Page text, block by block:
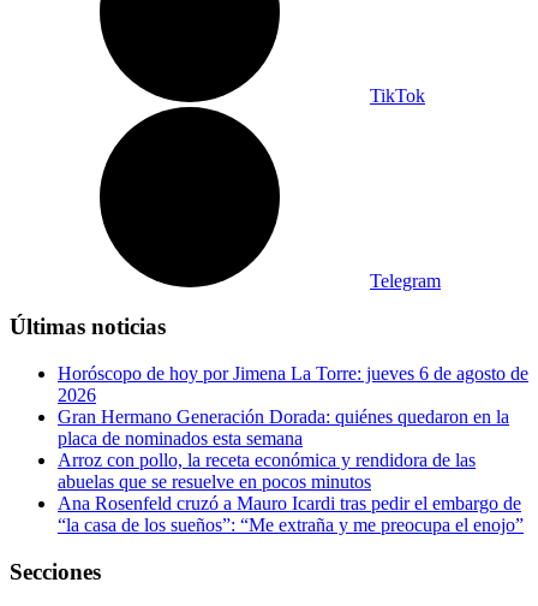
TikTok
Telegram
Últimas noticias
Horóscopo de hoy por Jimena La Torre: jueves 6 de agosto de
2026
Gran Hermano Generación Dorada: quiénes quedaron en la
placa de nominados esta semana
Arroz con pollo, la receta económica y rendidora de las
abuelas que se resuelve en pocos minutos
Ana Rosenfeld cruzó a Mauro Icardi tras pedir el embargo de
“la casa de los sueños”: “Me extraña y me preocupa el enojo”
Secciones